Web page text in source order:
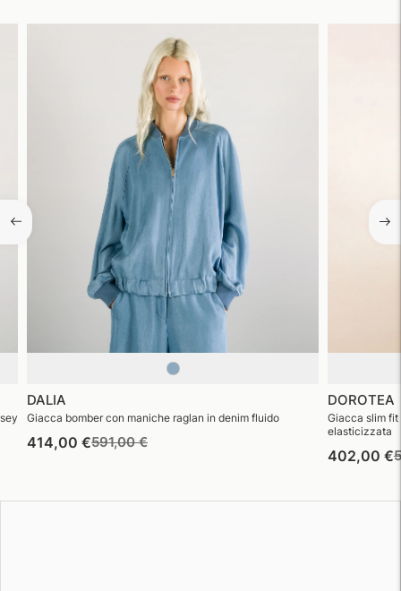
DALIA
Giacca bomber con maniche raglan in denim fluido
414,00 €Prezzo
591,00 €Prezzo
DOROTEA
Giacca slim
elasticizzata
402,00 €